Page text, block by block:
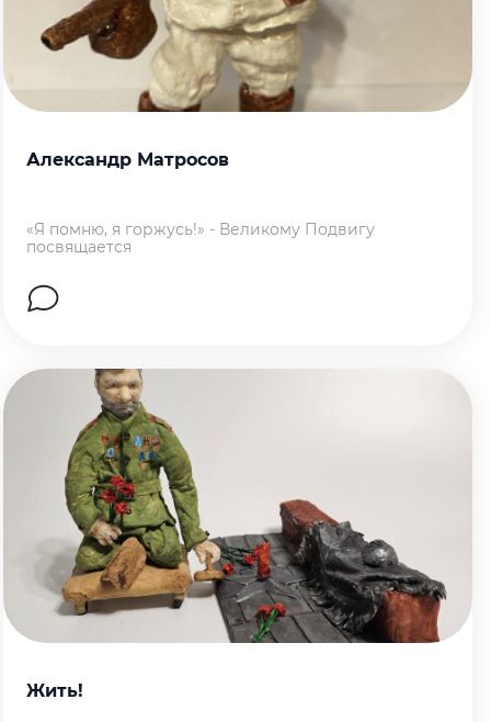
Александр Матросов
«Я помню, я горжусь!» - Великому Подвигу
посвящается
Жить!